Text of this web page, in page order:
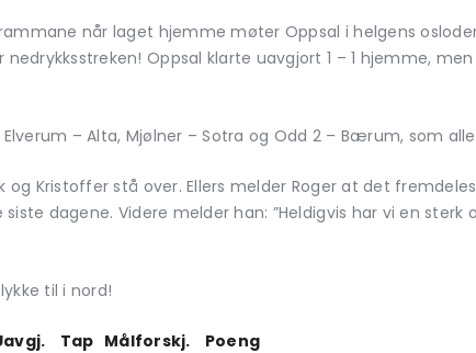
når laget hjemme møter Oppsal i helgens
Oppsal klarte uavgjort 1 – 1 hjemme,
– Alta, Mjølner – Sotra og Odd 2 – Bærum, som
og Kristoffer stå over. Ellers melder Roger at det
dagene. Videre melder han: ”Heldigvis har vi en sterk
til i nord!
Tap Målforskj. Poeng